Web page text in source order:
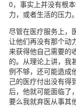
0，事实上并没有根
力，或者生活的压力。
尽管在医疗服务上，
让他们再没有那个动
来获得他自己需要的
的。从理论上讲，我
例不够，还可能造成
己的医疗付出没有得
后，他就可能面临了
要么我就弃医从事其